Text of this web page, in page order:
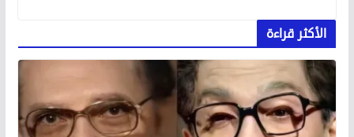
الأكثر قراءة